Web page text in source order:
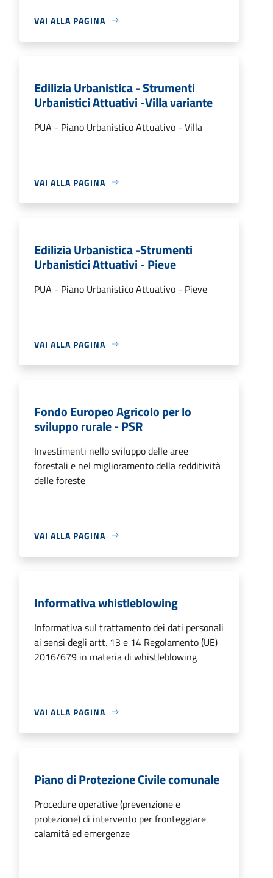
VAI ALLA PAGINA
Edilizia Urbanistica - Strumenti
Urbanistici Attuativi -Villa variante
PUA - Piano Urbanistico Attuativo - Villa
VAI ALLA PAGINA
Edilizia Urbanistica -Strumenti
Urbanistici Attuativi - Pieve
PUA - Piano Urbanistico Attuativo - Pieve
VAI ALLA PAGINA
Fondo Europeo Agricolo per lo
sviluppo rurale - PSR
Investimenti nello sviluppo delle aree
forestali e nel miglioramento della redditività
delle foreste
VAI ALLA PAGINA
Informativa whistleblowing
Informativa sul trattamento dei dati personali
ai sensi degli artt. 13 e 14 Regolamento (UE)
2016/679 in materia di whistleblowing
VAI ALLA PAGINA
Piano di Protezione Civile comunale
Procedure operative (prevenzione e
protezione) di intervento per fronteggiare
calamità ed emergenze